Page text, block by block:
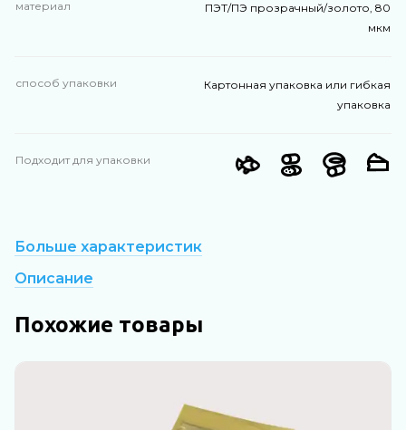
материал
ПЭТ/ПЭ прозрачный/золото, 80
мкм
способ упаковки
Картонная упаковка или гибкая
упаковка
Подходит для упаковки
Больше характеристик
Описание
Похожие товары